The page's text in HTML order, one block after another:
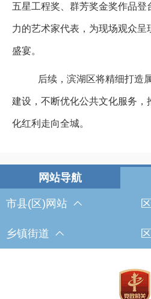
五星工程奖、群芳奖金奖作品
力的艺术家代表，为现场观众
盛宴。
后续，滨湖区将精细打造
建设，不断优化公共文化服务，
化红利走向全城。
市县(区)网站
乡镇街道